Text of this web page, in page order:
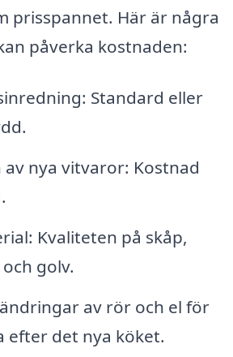
prisspannet. Här är några
påverka kostnaden:
Standard eller
nya vitvaror: Kostnad
Kvaliteten på skåp,
golv.
av rör och el för
efter det nya köket.